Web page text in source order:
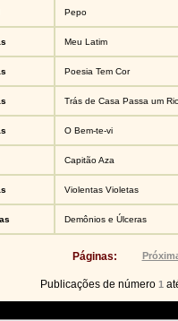
Pepo
Meu Latim
Poesia Tem Cor
Trás de Casa Passa um
O Bem-te-vi
Capitão Aza
Violentas Violetas
Demônios e Úlceras
Páginas:
Publicações de número 1